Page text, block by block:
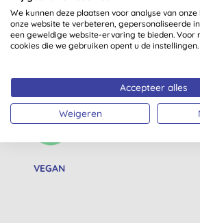
LEAPING BUNNY
GECERTIFICEERD
VEGETARISCH
VEGAN
We kunnen deze plaatsen voor analyse van
onze website te verbeteren, gepersonaliseerde
een geweldige website-ervaring te bieden. Voor
cookies die we gebruiken opent u de instellingen.
Accepteer alles
Weigeren